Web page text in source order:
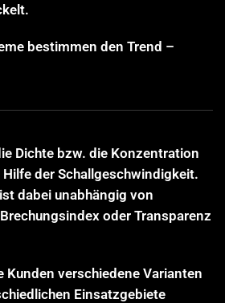
bestimmen den Trend –
Dichte bzw. die Konzentration
der Schallgeschwindigkeit.
dabei unabhängig von
oder Transparenz
Kunden verschiedene Varianten
Einsatzgebiete